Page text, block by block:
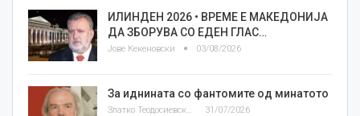
ИЛИНДЕН 2026 • ВРЕМЕ Е МАКЕДОНИЈА
ДА ЗБОРУВА СО ЕДЕН ГЛАС…
Јове Кекеновски 03/08/2026
За иднината со фантомите од минатото
Златко Теодосиевски 31/07/2026